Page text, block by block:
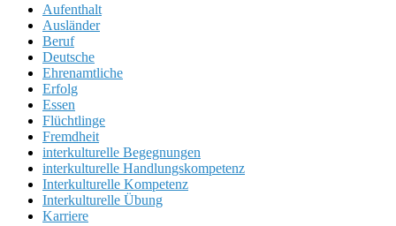
Aufenthalt
Ausländer
Beruf
Deutsche
Ehrenamtliche
Erfolg
Essen
Flüchtlinge
Fremdheit
interkulturelle Begegnungen
interkulturelle Handlungskompetenz
Interkulturelle Kompetenz
Interkulturelle Übung
Karriere